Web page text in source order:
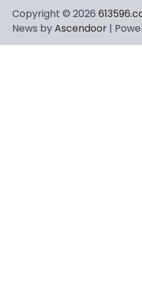
Copyright © 2026
News byAscendoor |